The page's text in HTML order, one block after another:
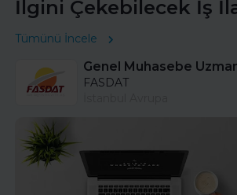
İlgini Çekebilecek İş
Tümünü İncele
Genel Muhasebe
FASDAT